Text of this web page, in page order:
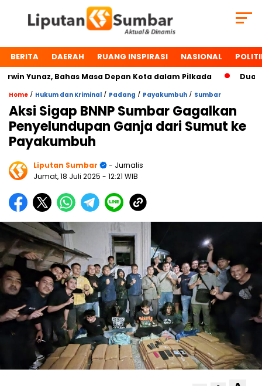
BERITA DAERAH RUANG INSPIRASI NASIONAL
Yunaz, Bahas Masa Depan Kota dalam Pilkada Dua
Home / Hukum dan Kriminal / Padang / Payakumbuh / Sumbar
Aksi Sigap BNNP Sumbar Gagalkan
Penyelundupan Ganja dari Sumut ke
Payakumbuh
Liputan Sumbar
- Jurnalis
Jumat, 18 Juli 2025 - 12:21 WIB